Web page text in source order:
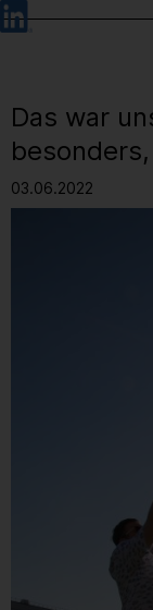
Barrierefreie
Bedienung
Das war
03.06.2022